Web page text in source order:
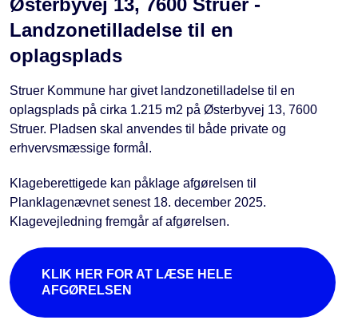
Østerbyvej 13, 7600 Struer -
Landzonetilladelse til en
oplagsplads
Struer Kommune har givet landzonetilladelse til en
oplagsplads på cirka 1.215 m2 på Østerbyvej 13, 7600
Struer. Pladsen skal anvendes til både private og
erhvervsmæssige formål.
Klageberettigede kan påklage afgørelsen til
Planklagenævnet senest 18. december 2025.
Klagevejledning fremgår af afgørelsen.
KLIK HER FOR AT LÆSE HELE
AFGØRELSEN